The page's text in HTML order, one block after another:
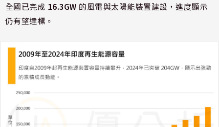
全國已完成 16.3GW 的風電與太陽能裝置建設，進度顯示
仍有望達標。